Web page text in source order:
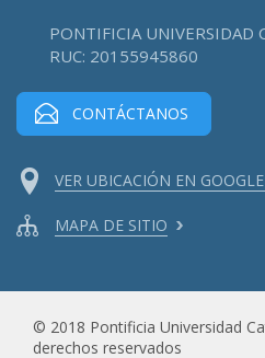
PONTIFICIA UNIVERSIDAD
RUC: 20155945860
CONTÁCTANOS
VER UBICACIÓN EN
MAPA DE SITIO
© 2018 Pontificia Universidad
derechos reservados